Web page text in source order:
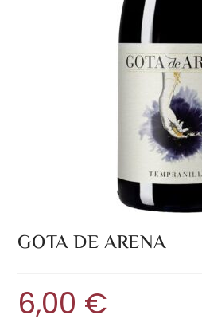
GOTA DE ARENA
6,00 €